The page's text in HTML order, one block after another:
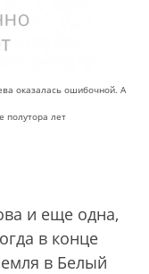
оказалась ошибочной. А
полутора лет
и еще одна,
в конце
в Белый